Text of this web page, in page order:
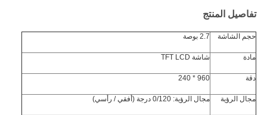
تفاصيل المنتج
حجم الشاشة 2.7 بوصة
مادة شاشة TFT LCD
دقة 960 * 240
مجال الرؤية مجال الرؤية: 0/120 درجة (أفقي / رأسي)